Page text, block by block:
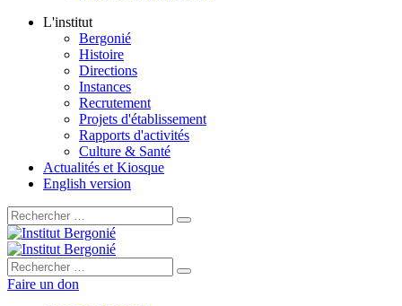
L'institut
Bergonié
Histoire
Directions
Instances
Recrutement
Projets d'établissement
Rapports d'activités
Culture & Santé
Actualités et Kiosque
English version
Rechercher :
Rechercher :
Faire un don